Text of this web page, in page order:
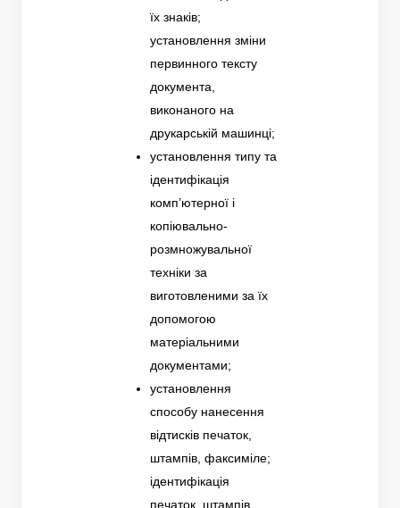
їх знаків;
установлення зміни
первинного тексту
документа,
виконаного на
друкарській машинці;
установлення типу та
ідентифікація
комп’ютерної і
копіювально-
розмножувальної
техніки за
виготовленими за їх
допомогою
матеріальними
документами;
установлення
способу нанесення
відтисків печаток,
штампів, факсиміле;
ідентифікація
печаток, штампів,